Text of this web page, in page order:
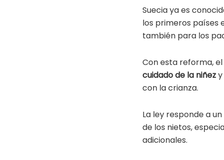
Suecia ya es
los primeros países
también para los
Con esta reforma,
cuidado de la niñez
con la crianza.
La ley responde a
de los nietos,
adicionales.